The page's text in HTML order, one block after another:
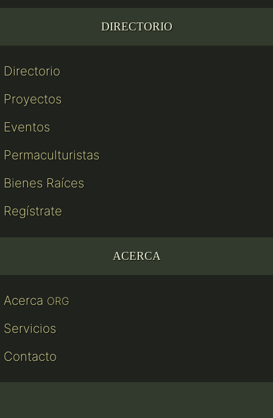
DIRECTORIO
Directorio
Proyectos
Eventos
Permaculturistas
Bienes Raíces
Regístrate
ACERCA
Acerca ORG
Servicios
Contacto